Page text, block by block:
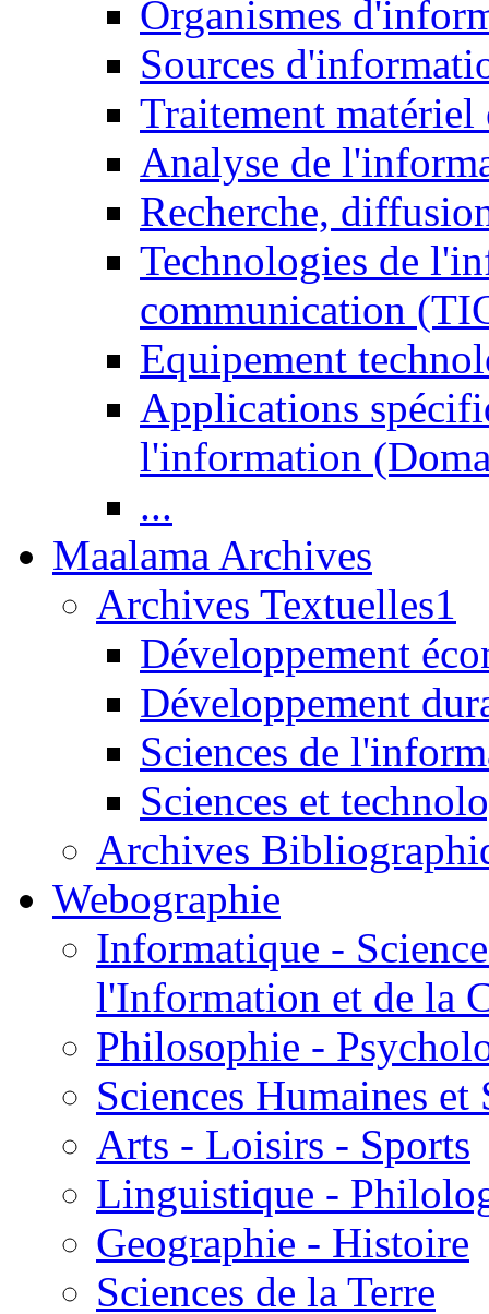
Organismes
Sources
Traitement matériel
Analyse de
Recherche,
Technologies de
communication
Equipement
Applications
l'information
...
Maalama Archives
Archives Textuelles1
Développement
Développement
Sciences de
Sciences et
Archives
Webographie
Informatique -
l'Information et de la
Philosophie -
Sciences Humaines et
Arts - Loisirs - Sports
Linguistique -
Geographie - Histoire
Sciences de la Terre